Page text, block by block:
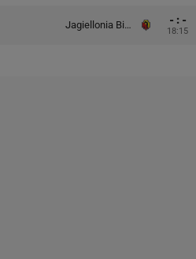
Jagiellonia Białystok - : -
18:15